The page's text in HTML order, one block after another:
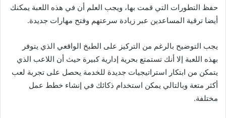
حفظ التطورات التي قمت بها، ويجب العلم أن في هذه اللعبة يمكنك
أيضا ترقية المساعدين عبر زيادة سرعتهم وفتح مهارات جديدة.
يجب التوضيح بالرغم من التركيز على الطبخ الواقعي الذي يتوفر
بهذه اللعبة إلا أنك تستمتع بحرية إدارية كبيرة حيث أن اللاعب الذي
يتمكن من ابتكار استراتيجيات جديدة للخدمة يحصل على تجربة لعب
أكثر متعة وبالتالي يمكن استخدام ذكائك في إنشاء خطط عمل
مختلفة.